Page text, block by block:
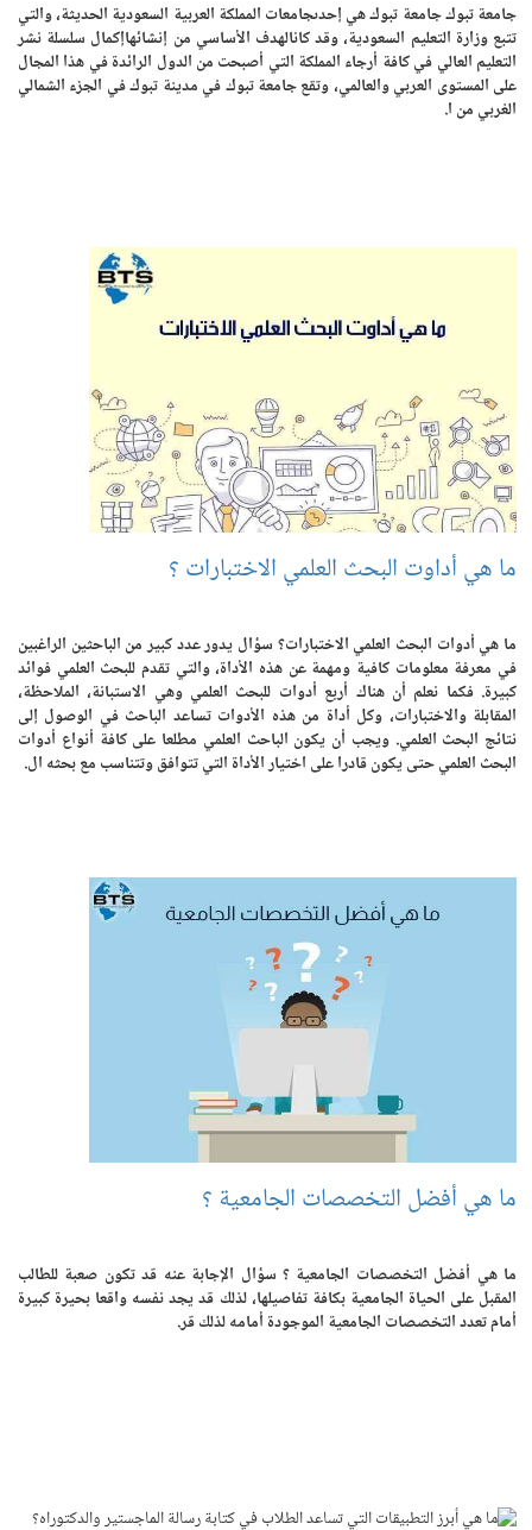
جامعة تبوك جامعة تبوك هي إحدىجامعات المملكة العربية السعودية الحديثة، والتي
تتبع وزارة التعليم السعودية، وقد كانالهدف الأساسي من إنشائهاإكمال سلسلة نشر
التعليم العالي في كافة أرجاء المملكة التي أصبحت من الدول الرائدة في هذا المجال
على المستوى العربي والعالمي، وتقع جامعة تبوك في مدينة تبوك في الجزء الشمالي
الغربي من ا.
ما هي أداوت البحث العلمي الاختبارات ؟
ما هي أدوات البحث العلمي الاختبارات؟ سؤال يدور عدد كبير من الباحثين الراغبين
في معرفة معلومات كافية ومهمة عن هذه الأداة، والتي تقدم للبحث العلمي فوائد
كبيرة. فكما نعلم أن هناك أربع أدوات للبحث العلمي وهي الاستبانة، الملاحظة،
المقابلة والاختبارات، وكل أداة من هذه الأدوات تساعد الباحث في الوصول إلى
نتائج البحث العلمي. ويجب أن يكون الباحث العلمي مطلعا على كافة أنواع أدوات
البحث العلمي حتى يكون قادرا على اختيار الأداة التي تتوافق وتتناسب مع بحثه ال.
ما هي أفضل التخصصات الجامعية ؟
ما هي أفضل التخصصات الجامعية ؟ سؤال الإجابة عنه قد تكون صعبة للطالب
المقبل على الحياة الجامعية بكافة تفاصيلها، لذلك قد يجد نفسه واقعا بحيرة كبيرة
أمام تعدد التخصصات الجامعية الموجودة أمامه لذلك قر.